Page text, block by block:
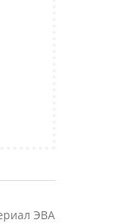
ЭВА